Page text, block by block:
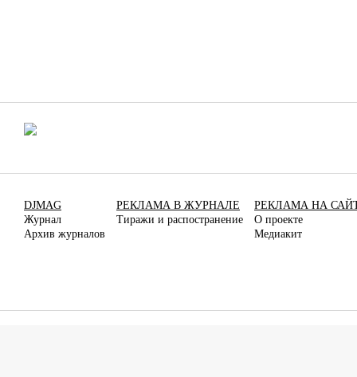
DJMAG
Журнал
Архив журналов
РЕКЛАМА В ЖУРНАЛЕ
Тиражи и распостранение
РЕКЛАМА НА
О проекте
Медиакит